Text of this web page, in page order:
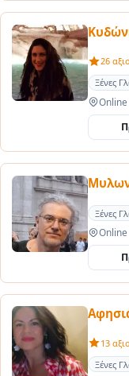
26
Ξένες
Ξένες
13
Ξένες